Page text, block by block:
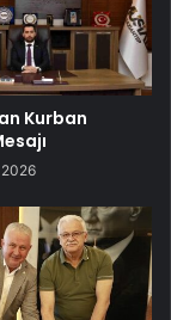
Kurban